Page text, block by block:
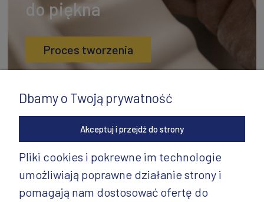
do piękna
Proces tworzenia
INFORMACJE
Dbamy o Twoją prywatność
Akceptuj i przejdź do strony
Pliki cookies i pokrewne im technologie
umożliwiają poprawne działanie strony i
pomagają nam dostosować ofertę do